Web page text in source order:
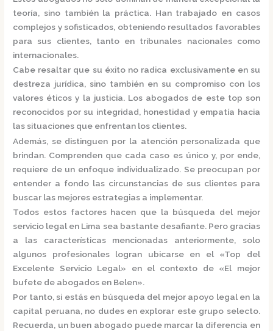
teoría, sino también la práctica. Han trabajado en casos
complejos y sofisticados, obteniendo resultados favorables
para sus clientes, tanto en tribunales nacionales como
internacionales.
Cabe resaltar que su éxito no radica exclusivamente en su
destreza jurídica, sino también en su compromiso con los
valores éticos y la justicia. Los abogados de este top son
reconocidos por su integridad, honestidad y empatía hacia
las situaciones que enfrentan los clientes.
Además, se distinguen por la atención personalizada que
brindan. Comprenden que cada caso es único y, por ende,
requiere de un enfoque individualizado. Se preocupan por
entender a fondo las circunstancias de sus clientes para
buscar las mejores estrategias a implementar.
Todos estos factores hacen que la búsqueda del mejor
servicio legal en Lima sea bastante desafiante. Pero gracias
a las características mencionadas anteriormente, solo
algunos profesionales logran ubicarse en el «Top del
Excelente Servicio Legal» en el contexto de «El mejor
bufete de abogados en Belen».
Por tanto, si estás en búsqueda del mejor apoyo legal en la
capital peruana, no dudes en explorar este grupo selecto.
Recuerda, un buen abogado puede marcar la diferencia en